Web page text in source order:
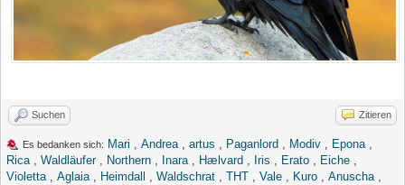
Suchen Zitieren
Es bedanken sich: Mari , Andrea, artus , Paganlord , Modiv , Epona,
Rica, Waldläufer, Northern , Inara, Hælvard , Iris , Erato , Eiche ,
Violetta, Aglaia, Heimdall , Waldschrat , THT , Vale , Kuro , Anuscha,